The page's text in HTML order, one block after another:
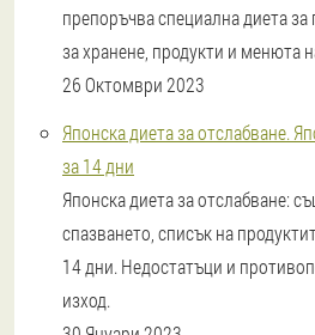
препоръчва специална диета
за хранене, продукти и менюта
26 Октомври 2023
Японска диета за отслабване.
за 14 дни
Японска диета за отслабване:
спазването, списък на
14 дни. Недостатъци и
изход.